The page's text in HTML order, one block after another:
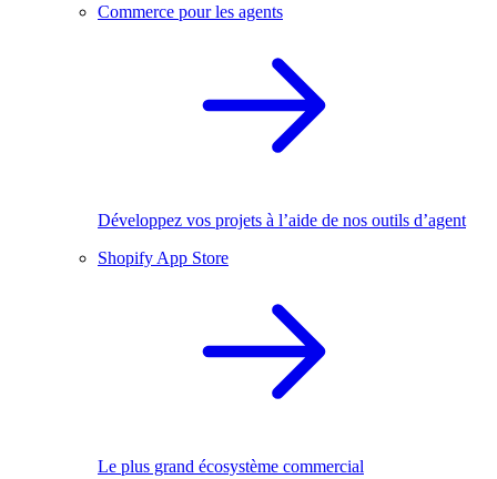
Commerce pour les agents
Développez vos projets à l’aide de nos outils d’agent
Shopify App Store
Le plus grand écosystème commercial